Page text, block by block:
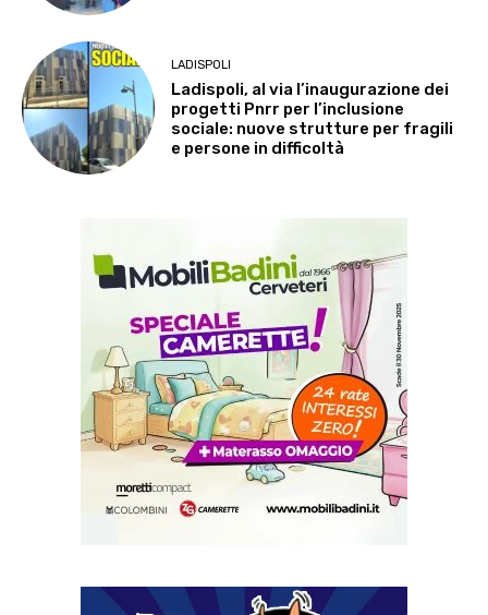
LADISPOLI
Ladispoli, al via l’inaugurazione dei
progetti Pnrr per l’inclusione
sociale: nuove strutture per fragili
e persone in difficoltà